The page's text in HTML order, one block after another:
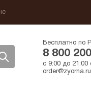
Бесплатно по
8 800
с 9:00 до 21:00
order@zyorna.ru